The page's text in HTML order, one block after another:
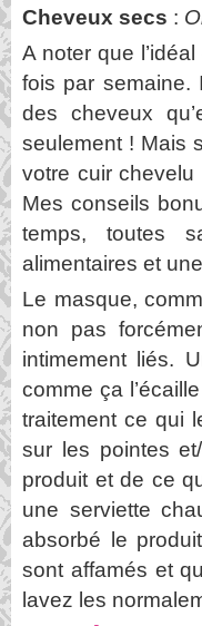
Cheveux secs :
A noter que
fois par
des cheveux
seulement ! Mais
votre cuir
Mes conseils
temps, toutes
alimentaires et
Le masque,
non pas
intimement liés.
comme ça
traitement ce qui
sur les pointes
produit et de ce
une serviette
absorbé le
sont affamés et
lavez les